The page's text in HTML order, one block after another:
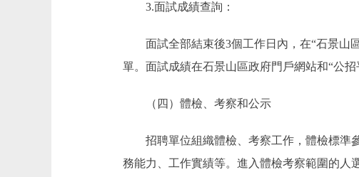
3.面試成績查詢：
面試全部結束後3個工作日內，在“石景山區
單。面試成績在石景山區政府門戶網站和“公招
（四）體檢、考察和公示
招聘單位組織體檢、考察工作，體檢標準參
務能力、工作實績等。進入體檢考察範圍的人